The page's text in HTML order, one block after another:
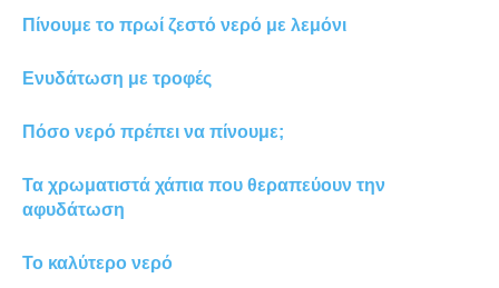
Πίνουμε το πρωί ζεστό νερό με λεμόνι
Ενυδάτωση με τροφές
Πόσο νερό πρέπει να πίνουμε;
Τα χρωματιστά χάπια που θεραπεύουν την
αφυδάτωση
Το καλύτερο νερό